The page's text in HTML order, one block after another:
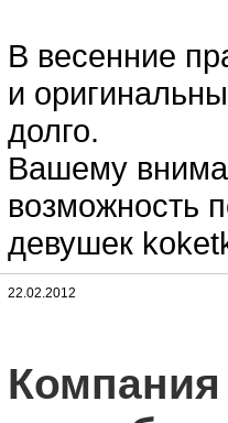
В весенние
и
долго.
Вашему
возможность
девушек
22.02.2012
Компания